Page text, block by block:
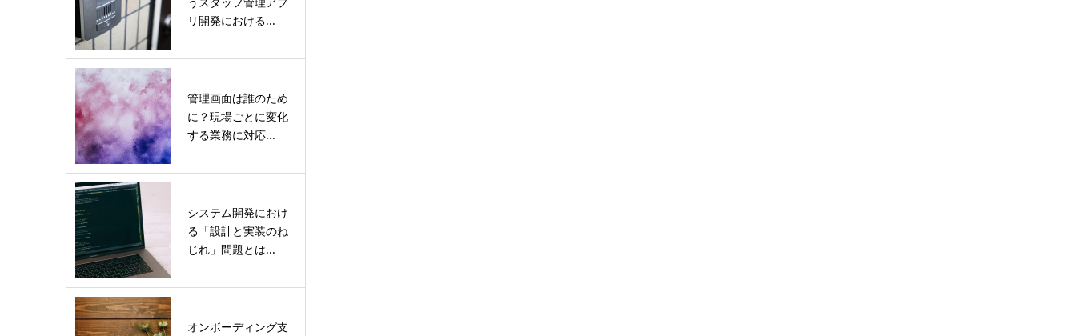
リ開発における...
管理画面は誰のため
に？現場ごとに変化
する業務に対応...
システム開発におけ
る「設計と実装のね
じれ」問題とは...
オンボーディング支